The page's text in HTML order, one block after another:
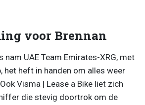
voor Brennan
UAE Team Emirates-XRG, met
het heft in handen om alles weer
Visma | Lease a Bike liet zich
die stevig doortrok om de